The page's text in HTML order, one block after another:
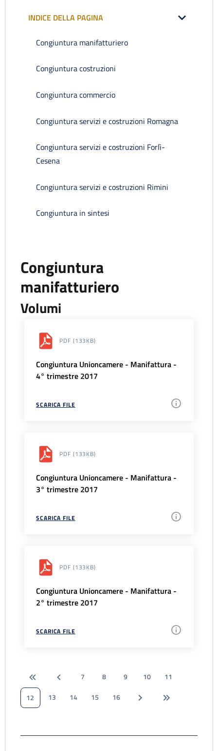
INDICE DELLA PAGINA
Congiuntura manifatturiero
Congiuntura costruzioni
Congiuntura commercio
Congiuntura servizi e costruzioni Romagna
Congiuntura servizi e costruzioni Forlì-
Cesena
Congiuntura servizi e costruzioni Rimini
Congiuntura in sintesi
Congiuntura
manifatturiero
Volumi
PDF (133KB)
Congiuntura Unioncamere - Manifattura -
4° trimestre 2017
SCARICA FILE
PDF (133KB)
Congiuntura Unioncamere - Manifattura -
3° trimestre 2017
SCARICA FILE
PDF (133KB)
Congiuntura Unioncamere - Manifattura -
2° trimestre 2017
SCARICA FILE
7 8 9 10
11
12
13 14 15 16